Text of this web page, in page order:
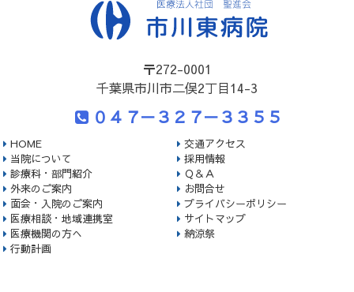
〒272-0001
千葉県市川市二俣2丁目14-3
０４７－３２７－３３５５
HOME
交通アクセス
当院について
採用情報
診療科・部門紹介
Ｑ＆Ａ
外来のご案内
お問合せ
面会・入院のご案内
プライバシーポリシー
医療相談・地域連携室
サイトマップ
医療機関の方へ
納涼祭
行動計画